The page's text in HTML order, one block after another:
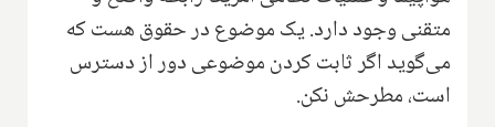
متقنی وجود دارد. یک موضوع در حقوق هست که
می‌گوید اگر ثابت کردن موضوعی دور از دسترس
است، مطرحش نکن.